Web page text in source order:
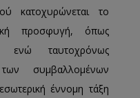
κατοχυρώνεται το
προσφυγή, όπως
ενώ ταυτοχρόνως
συμβαλλομένων
έννομη τάξη